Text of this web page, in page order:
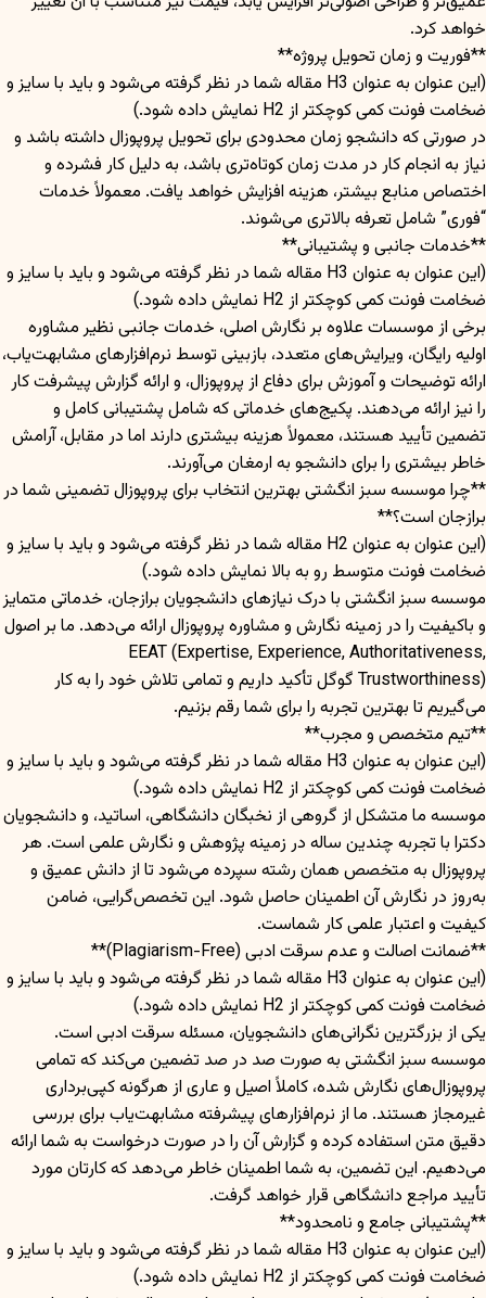
خواهد کرد.
**فوریت و زمان تحویل پروژه**
(این عنوان به عنوان H3 مقاله شما در نظر گرفته می‌شود و باید با سایز و
ضخامت فونت کمی کوچکتر از H2 نمایش داده شود.)
در صورتی که دانشجو زمان محدودی برای تحویل پروپوزال داشته باشد و
نیاز به انجام کار در مدت زمان کوتاه‌تری باشد، به دلیل کار فشرده و
اختصاص منابع بیشتر، هزینه افزایش خواهد یافت. معمولاً خدمات
“فوری” شامل تعرفه بالاتری می‌شوند.
**خدمات جانبی و پشتیبانی**
(این عنوان به عنوان H3 مقاله شما در نظر گرفته می‌شود و باید با سایز و
ضخامت فونت کمی کوچکتر از H2 نمایش داده شود.)
برخی از موسسات علاوه بر نگارش اصلی، خدمات جانبی نظیر مشاوره
اولیه رایگان، ویرایش‌های متعدد، بازبینی توسط نرم‌افزارهای مشابهت‌یاب،
ارائه توضیحات و آموزش برای دفاع از پروپوزال، و ارائه گزارش پیشرفت کار
را نیز ارائه می‌دهند. پکیج‌های خدماتی که شامل پشتیبانی کامل و
تضمین تأیید هستند، معمولاً هزینه بیشتری دارند اما در مقابل، آرامش
خاطر بیشتری را برای دانشجو به ارمغان می‌آورند.
**چرا موسسه سبز انگشتی بهترین انتخاب برای پروپوزال تضمینی شما در
برازجان است؟**
(این عنوان به عنوان H2 مقاله شما در نظر گرفته می‌شود و باید با سایز و
ضخامت فونت متوسط رو به بالا نمایش داده شود.)
موسسه سبز انگشتی با درک نیازهای دانشجویان برازجان، خدماتی متمایز
و باکیفیت را در زمینه نگارش و مشاوره پروپوزال ارائه می‌دهد. ما بر اصول
EEAT (Expertise, Experience, Authoritativeness,
Trustworthiness) گوگل تأکید داریم و تمامی تلاش خود را به کار
می‌گیریم تا بهترین تجربه را برای شما رقم بزنیم.
**تیم متخصص و مجرب**
(این عنوان به عنوان H3 مقاله شما در نظر گرفته می‌شود و باید با سایز و
ضخامت فونت کمی کوچکتر از H2 نمایش داده شود.)
موسسه ما متشکل از گروهی از نخبگان دانشگاهی، اساتید، و دانشجویان
دکترا با تجربه چندین ساله در زمینه پژوهش و نگارش علمی است. هر
پروپوزال به متخصص همان رشته سپرده می‌شود تا از دانش عمیق و
به‌روز در نگارش آن اطمینان حاصل شود. این تخصص‌گرایی، ضامن
کیفیت و اعتبار علمی کار شماست.
**ضمانت اصالت و عدم سرقت ادبی (Plagiarism-Free)**
(این عنوان به عنوان H3 مقاله شما در نظر گرفته می‌شود و باید با سایز و
ضخامت فونت کمی کوچکتر از H2 نمایش داده شود.)
یکی از بزرگترین نگرانی‌های دانشجویان، مسئله سرقت ادبی است.
موسسه سبز انگشتی به صورت صد در صد تضمین می‌کند که تمامی
پروپوزال‌های نگارش شده، کاملاً اصیل و عاری از هرگونه کپی‌برداری
غیرمجاز هستند. ما از نرم‌افزارهای پیشرفته مشابهت‌یاب برای بررسی
دقیق متن استفاده کرده و گزارش آن را در صورت درخواست به شما ارائه
می‌دهیم. این تضمین، به شما اطمینان خاطر می‌دهد که کارتان مورد
تأیید مراجع دانشگاهی قرار خواهد گرفت.
**پشتیبانی جامع و نامحدود**
(این عنوان به عنوان H3 مقاله شما در نظر گرفته می‌شود و باید با سایز و
ضخامت فونت کمی کوچکتر از H2 نمایش داده شود.)